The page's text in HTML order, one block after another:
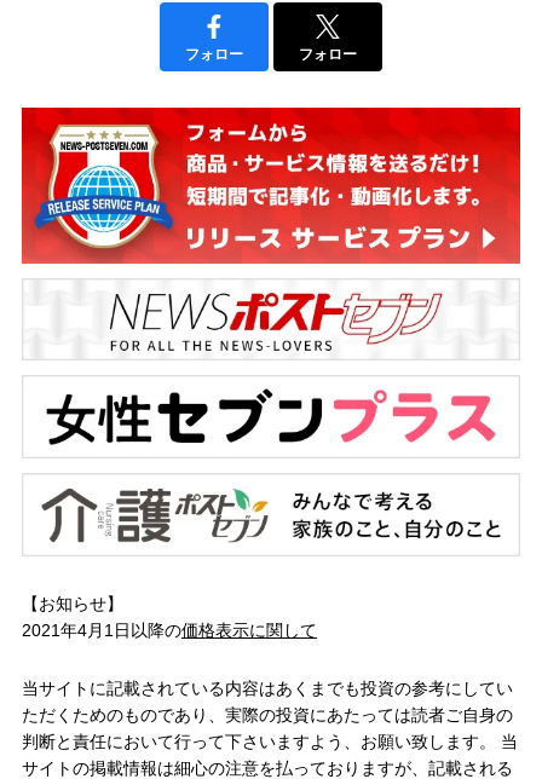
フォロー フォロー
【お知らせ】
2021年4月1日以降の価格表示に関して
当サイトに記載されている内容はあくまでも投資の参考にしてい
ただくためのものであり、実際の投資にあたっては読者ご自身の
判断と責任において行って下さいますよう、お願い致します。 当
サイトの掲載情報は細心の注意を払っておりますが、記載される